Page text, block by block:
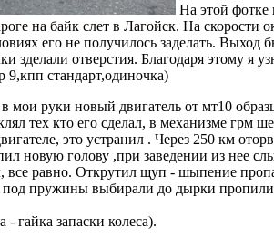
На этой фотке
на байк слет в Лагойск. На скорости
его не получилось заделать. Выход
зделали отверстия. Благодаря этому я
9,кпп стандарт,одиночка)
мои руки новый двигатель от мт10
тех кто его сделал, в механизме грм
это устранил . Через 250 км
новую голову ,при заведении из нее
все равно. Открутил щуп - шыпение
под пружины выбирали до дырки
- гайка запаски колеса).